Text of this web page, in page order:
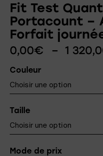
Fit Test
Portacount –
Forfait
0,00€ – 1
Couleur
Taille
Mode de prix